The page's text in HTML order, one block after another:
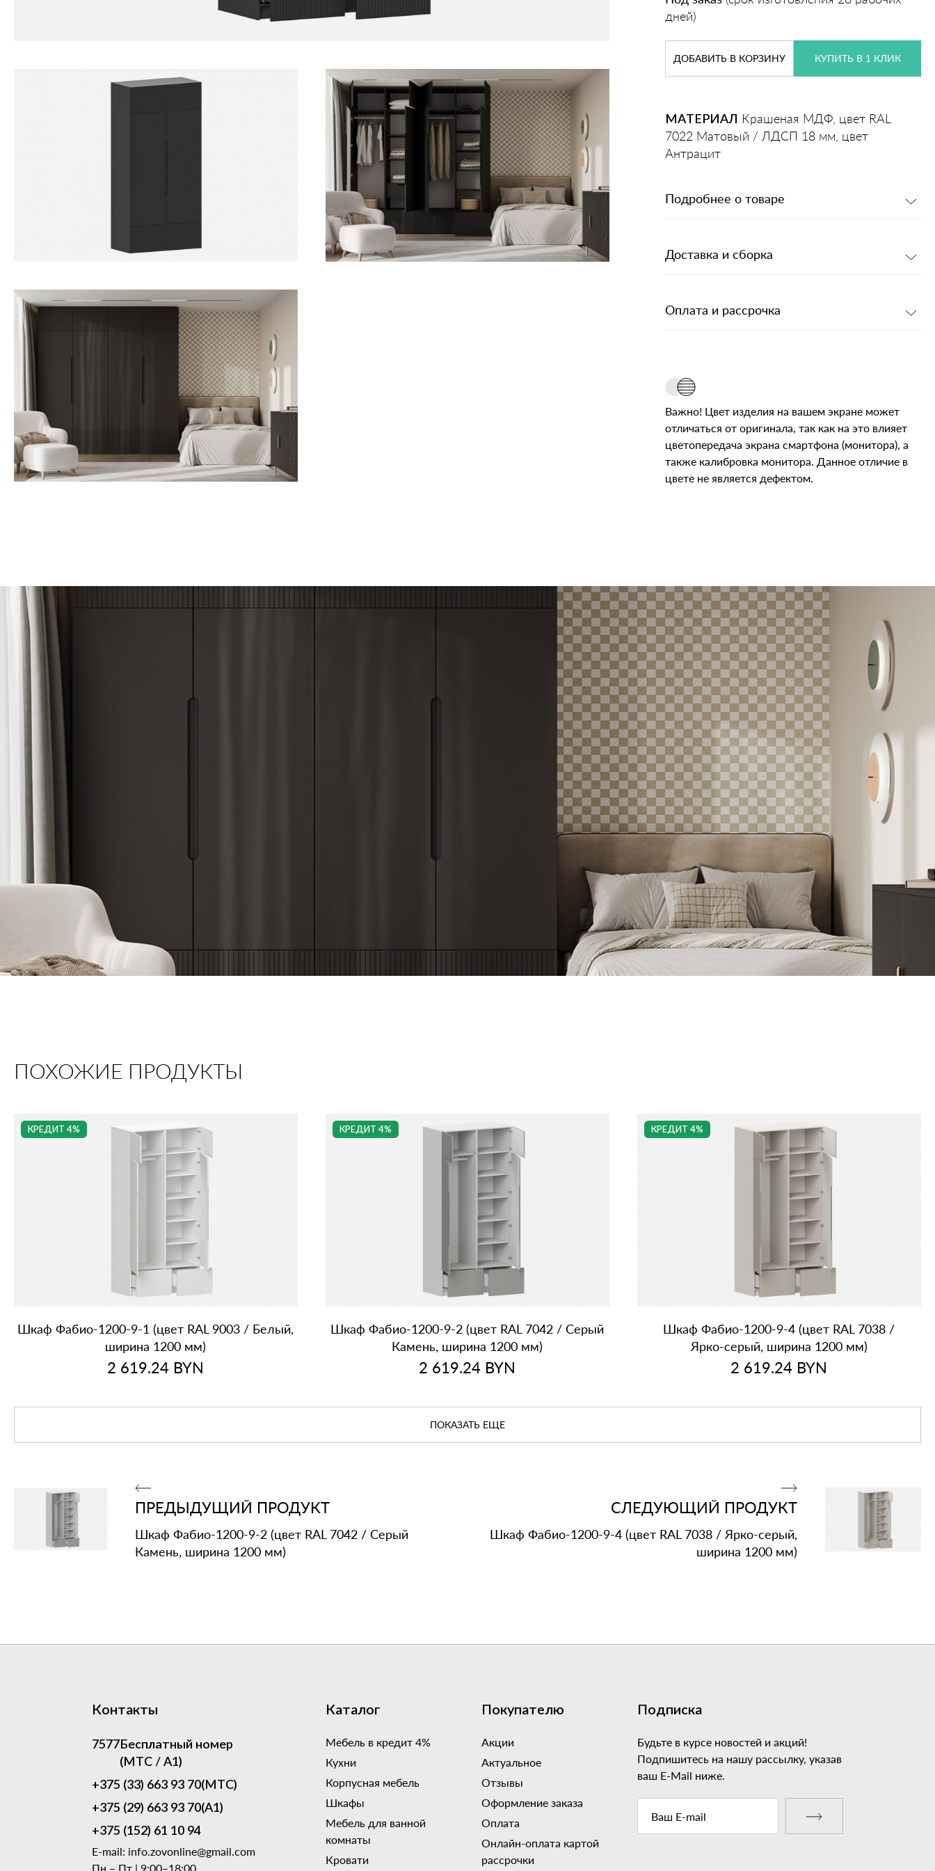
дней)
ДОБАВИТЬ В КОРЗИНУ КУПИТЬ В 1 КЛИК
МАТЕРИАЛ
Крашеная МДФ, цвет RAL
7022 Матовый / ЛДСП 18 мм, цвет
Антрацит
Подробнее о товаре
Доставка и сборка
Оплата и рассрочка
Важно! Цвет изделия на вашем экране может
отличаться от оригинала, так как на это влияет
цветопередача экрана смартфона (монитора), а
также калибровка монитора. Данное отличие в
цвете не является дефектом.
ПОХОЖИЕ ПРОДУКТЫ
КРЕДИТ 4%
Шкаф Фабио‑1200‑9‑1 (цвет RAL 9003 / Белый,
ширина 1200 мм)
2 619.24 BYN
КРЕДИТ 4%
Шкаф Фабио‑1200‑9‑2 (цвет RAL 7042 / Серый
Камень, ширина 1200 мм)
2 619.24 BYN
КРЕДИТ 4%
Шкаф Фабио‑1200‑9‑4 (цвет RAL 7038 /
Ярко‑серый, ширина 1200 мм)
2 619.24 BYN
ПОКАЗАТЬ ЕЩЕ
ПРЕДЫДУЩИЙ ПРОДУКТ
Шкаф Фабио‑1200‑9‑2 (цвет RAL 7042 / Серый
Камень, ширина 1200 мм)
СЛЕДУЮЩИЙ ПРОДУКТ
Шкаф Фабио‑1200‑9‑4 (цвет RAL 7038 / Ярко‑серый,
ширина 1200 мм)
Контакты
7577 Бесплатный номер
(МТС / А1)
+375 (33) 663 93 70(МТС)
+375 (29) 663 93 70(А1)
+375 (152) 61 10 94
E-mail: info.zovonline@gmail.com
Пн – Пт | 9:00–18:00
Каталог
Мебель в кредит 4%
Кухни
Корпусная мебель
Шкафы
Мебель для ванной
комнаты
Кровати
Покупателю
Акции
Актуальное
Отзывы
Оформление заказа
Оплата
Онлайн-оплата картой
рассрочки
Подписка
Будьте в курсе новостей и акций!
Подпишитесь на нашу рассылку, указав
ваш E-Mail ниже.